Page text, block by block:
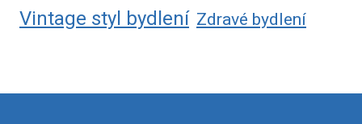
Vintage styl bydlení Zdravé bydlení